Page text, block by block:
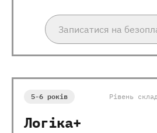
Записатися на
5-6 років Рівень
Логіка+